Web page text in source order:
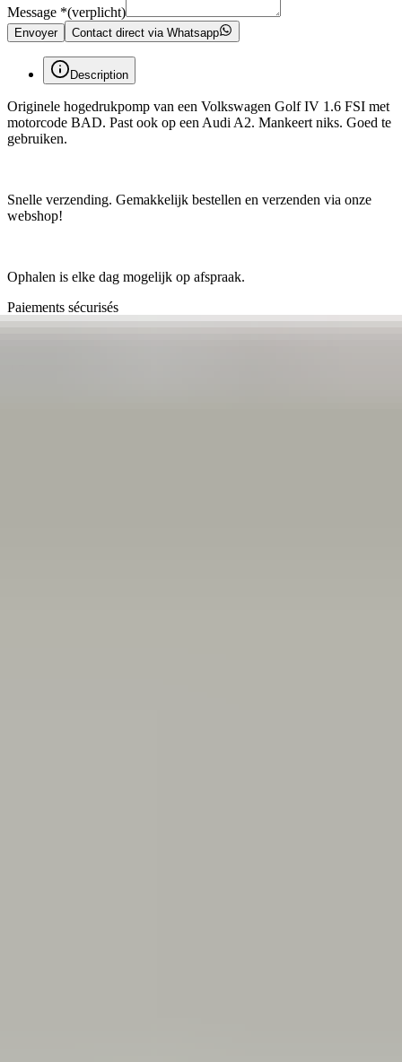
Message *(verplicht)
Envoyer Contact direct via Whatsapp
Description
Originele hogedrukpomp van een Volkswagen Golf IV 1.6 FSI met
motorcode BAD. Past ook op een Audi A2. Mankeert niks. Goed te
gebruiken.
Snelle verzending. Gemakkelijk bestellen en verzenden via onze
webshop!
Ophalen is elke dag mogelijk op afspraak.
Paiements sécurisés